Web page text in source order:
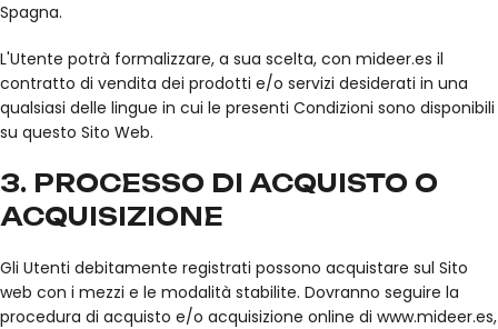
Spagna.
L'Utente potrà formalizzare, a sua scelta, con mideer.es il
contratto di vendita dei prodotti e/o servizi desiderati in una
qualsiasi delle lingue in cui le presenti Condizioni sono disponibili
su questo Sito Web.
3. PROCESSO DI ACQUISTO O
ACQUISIZIONE
Gli Utenti debitamente registrati possono acquistare sul Sito
web con i mezzi e le modalità stabilite. Dovranno seguire la
procedura di acquisto e/o acquisizione online di www.mideer.es,